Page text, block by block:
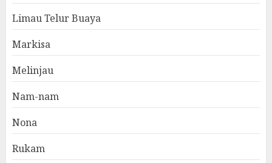
Limau Telur Buaya
Markisa
Melinjau
Nam-nam
Nona
Rukam